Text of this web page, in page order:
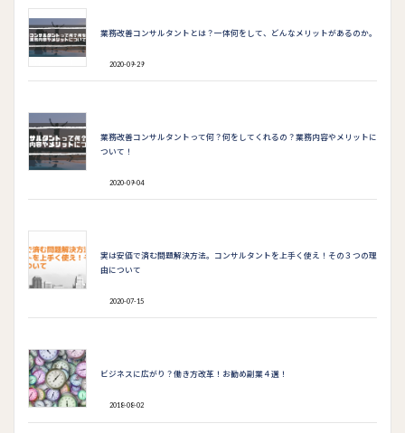
業務改善コンサルタントとは？一体何をして、どんなメリットがあるのか。
2020-09-29
業務改善コンサルタントって何？何をしてくれるの？業務内容やメリットに
ついて！
2020-09-04
実は安価で済む問題解決方法。コンサルタントを上手く使え！その３つの理
由について
2020-07-15
ビジネスに広がり？働き方改革！お勧め副業４選！
2018-08-02